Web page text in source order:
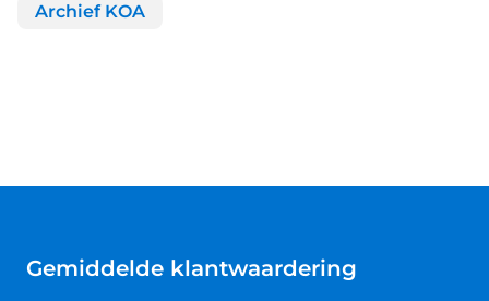
Archief KOA
Gemiddelde klantwaardering